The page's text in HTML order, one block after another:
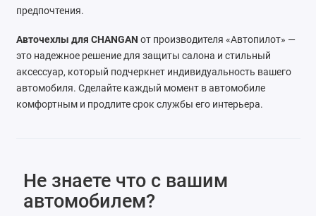
предпочтения.
Авточехлы для CHANGAN от производителя «Автопилот» —
это надежное решение для защиты салона и стильный
аксессуар, который подчеркнет индивидуальность вашего
автомобиля. Сделайте каждый момент в автомобиле
комфортным и продлите срок службы его интерьера.
Не знаете что с вашим
автомобилем?